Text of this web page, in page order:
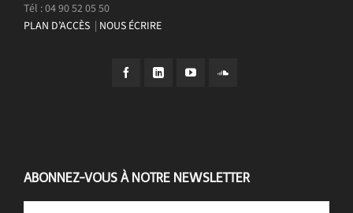
Tél : 04 90 52 05 50
PLAN D’ACCÈS | NOUS ÉCRIRE
ABONNEZ-VOUS À NOTRE NEWSLETTER